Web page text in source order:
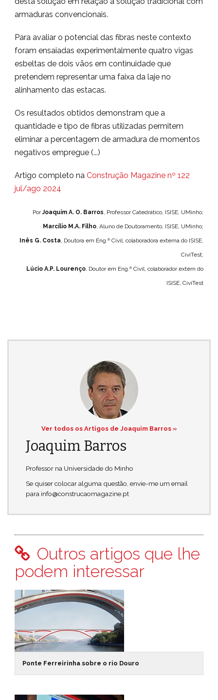
armaduras convencionais.
Para avaliar o potencial das fibras neste contexto
foram ensaiadas experimentalmente quatro vigas
esbeltas de dois vãos em continuidade que
pretendem representar uma faixa da laje no
alinhamento das estacas.
Os resultados obtidos demonstram que a
quantidade e tipo de fibras utilizadas permitem
eliminar a percentagem de armadura de momentos
negativos empregue (...)
Artigo completo na Construção Magazine nº 122
jul/ago 2024
PorJoaquim A. O. Barros, Professor Catedrático, ISISE, UMinho;
Marcílio M.A. Filho, Aluno de Doutoramento, ISISE, UMinho;
Inês G. Costa, Doutora em Eng.ª Civil, colaboradora externa do ISISE,
CiviTest;
Lúcio A.P. Lourenço, Doutor em Eng.ª Civil, colaborador extern do
ISISE, CiviTest
Ver todos os Artigos de Joaquim Barros »
Joaquim Barros
Professor na Universidade do Minho
Se quiser colocar alguma questão, envie-me um email
para info@construcaomagazine.pt
Outros artigos que lhe
podem interessar
Ponte Ferreirinha sobre o rio Douro